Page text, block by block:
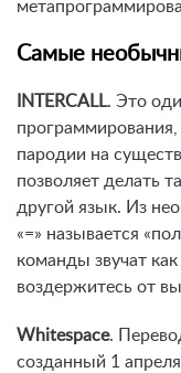
Самые
INTERCALL. Это
программирования,
пародии на
позволяет делать
другой язык. Из
«=» называется
команды звучат
воздержитесь от
Whitespace.
созданный 1